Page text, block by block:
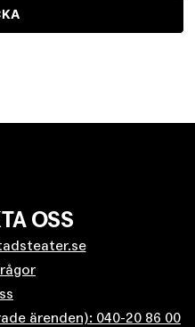
OSS
ärenden): 040-20 86 00